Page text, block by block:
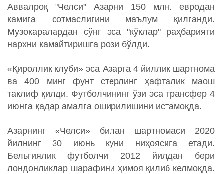
Аввалроқ "Челси" Азарни 150 млн. евродан
камига сотмаслигини маълум қилганди.
Музокаралардан сўнг эса "кўклар" раҳбарияти
нархни камайтиришга рози бўлди.
«Қироллик клуби» эса Азарга 4 йиллик шартнома
ва 400 минг фунт стерлинг ҳафталик маош
таклиф қилди. Футболчининг ўзи эса трансфер 4
июнга қадар амалга оширилишини истамоқда.
Азарнинг «Челси» билан шартномаси 2020
йилнинг 30 июнь куни ниҳоясига етади.
Бельгиялик футболчи 2012 йилдан бери
лондонликлар шарафини ҳимоя қилиб келмоқда.